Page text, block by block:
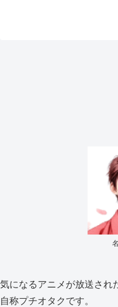
気になるアニメが放送され
自称プチオタクです。